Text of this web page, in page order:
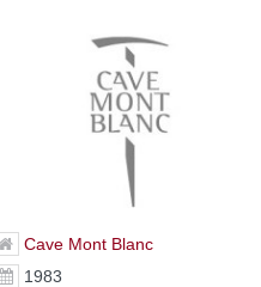
Cave Mont Blanc
1983